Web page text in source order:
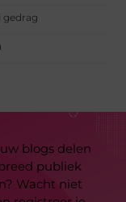
gedrag
blogs delen
publiek
Wacht niet